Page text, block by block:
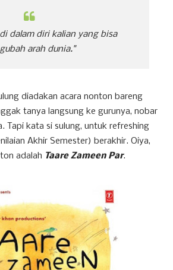
dalam diri kalian yang bisa
arah dunia."
diadakan acara nonton bareng
tanya langsung ke gurunya, nobar
Tapi kata si sulung, untuk refreshing
Akhir Semester) berakhir. Oiya,
adalah Taare Zameen Par.